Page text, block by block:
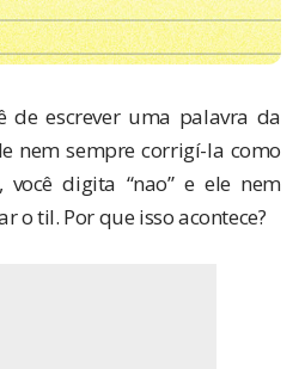
de escrever uma palavra da
nem sempre corrigí-la como
você digita “nao” e ele nem
o til. Por que isso acontece?